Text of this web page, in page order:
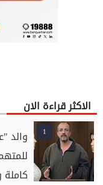
الاكثر قراءة الان
1
والد